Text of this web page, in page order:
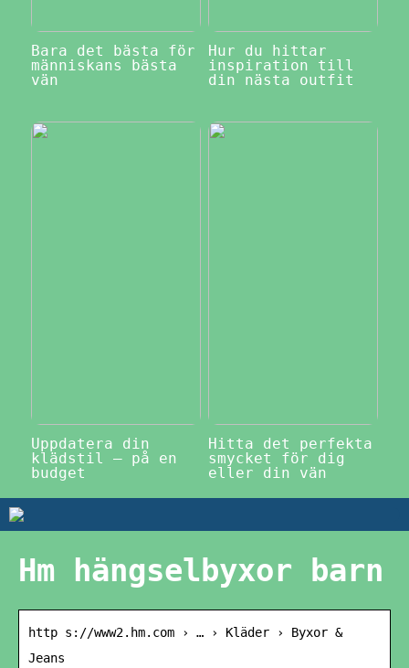
Bara det bästa för
människans bästa
vän
Hur du hittar
inspiration till
din nästa outfit
Uppdatera din
klädstil – på en
budget
Hitta det perfekta
smycket för dig
eller din vän
Hm hängselbyxor barn
http s://www2.hm.com › … › Kläder › Byxor &
Jeans